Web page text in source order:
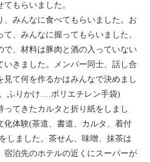
もらいました。
、みんなに食べてもらいました。お
、みんなに握ってもらいました。
で、材料は豚肉と酒の入っていない
いきました。メンバー同士、話し合
見て何を作るかはみんなで決めまし
ふりかけ….ポリエチレン手袋)
ってきたカルタと折り紙をしまし
化体験(茶道、書道、カルタ、着付
しました。茶せん、味噌、抹茶は
宿泊先のホテルの近くにスーパーが